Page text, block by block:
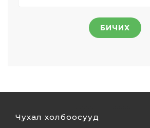
БИЧИХ
Чухал холбоосууд